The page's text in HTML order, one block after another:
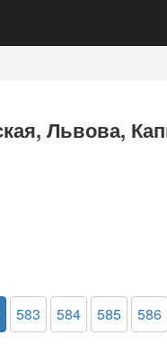
Львова,
583 584 585 586